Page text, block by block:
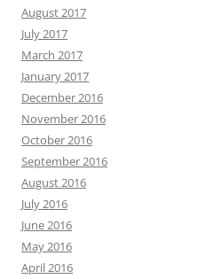
August 2017
July 2017
March 2017
January 2017
December 2016
November 2016
October 2016
September 2016
August 2016
July 2016
June 2016
May 2016
April 2016